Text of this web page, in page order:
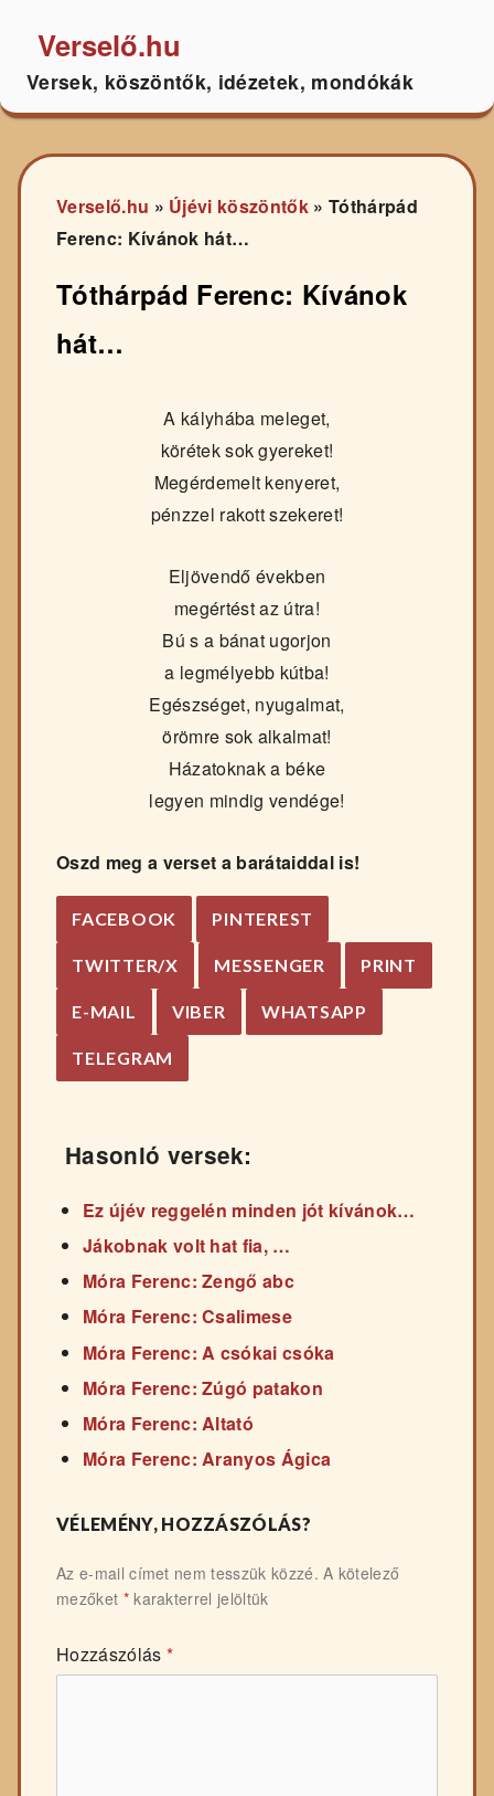
Verselő.hu
Versek, köszöntők, idézetek, mondókák
Verselő.hu » Újévi köszöntők» Tóthárpád
Ferenc: Kívánok hát…
Tóthárpád Ferenc: Kívánok
hát…
A kályhába meleget,
körétek sok gyereket!
Megérdemelt kenyeret,
pénzzel rakott szekeret!
Eljövendő években
megértést az útra!
Bú s a bánat ugorjon
a legmélyebb kútba!
Egészséget, nyugalmat,
örömre sok alkalmat!
Házatoknak a béke
legyen mindig vendége!
Oszd meg a verset a barátaiddal is!
FACEBOOK PINTEREST
TWITTER/X MESSENGER PRINT
E-MAIL VIBER WHATSAPP
TELEGRAM
Hasonló versek:
Ez újév reggelén minden jót kívánok…
Jákobnak volt hat fia, …
Móra Ferenc: Zengő abc
Móra Ferenc: Csalimese
Móra Ferenc: A csókai csóka
Móra Ferenc: Zúgó patakon
Móra Ferenc: Altató
Móra Ferenc: Aranyos Ágica
VÉLEMÉNY, HOZZÁSZÓLÁS?
Az e-mail címet nem tesszük közzé. A kötelező
mezőket *karakterrel jelöltük
Hozzászólás *